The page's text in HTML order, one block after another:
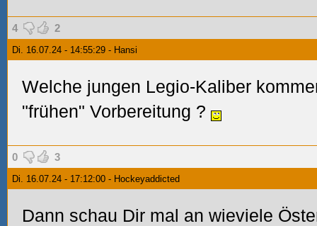
4 2
Di. 16.07.24 - 14:55:29 - Hansi
Welche jungen Legio-Kaliber
"frühen" Vorbereitung ?
0 3
Di. 16.07.24 - 17:12:00 - Hockeyaddicted
Dann schau Dir mal an wieviele